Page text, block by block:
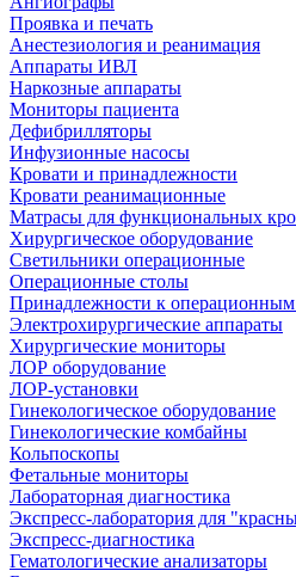
Проявка и печать
Анестезиология и реанимация
Аппараты ИВЛ
Наркозные аппараты
Мониторы пациента
Дефибрилляторы
Инфузионные насосы
Кровати и принадлежности
Кровати реанимационные
Матрасы для функциональных
Хирургическое оборудование
Светильники операционные
Операционные столы
Принадлежности к операционным
Электрохирургические аппараты
Хирургические мониторы
ЛОР оборудование
ЛОР-установки
Гинекологическое оборудование
Гинекологические комбайны
Кольпоскопы
Фетальные мониторы
Лабораторная диагностика
Экспресс-лаборатория для
Экспресс-диагностика
Гематологические анализаторы